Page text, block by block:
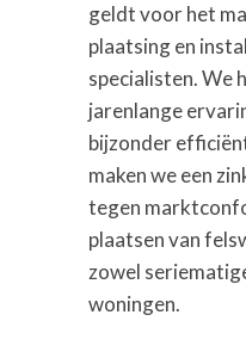
geldt voor het
plaatsing en
specialisten. We
jarenlange
bijzonder
maken we een
tegen
plaatsen van
zowel
woningen.